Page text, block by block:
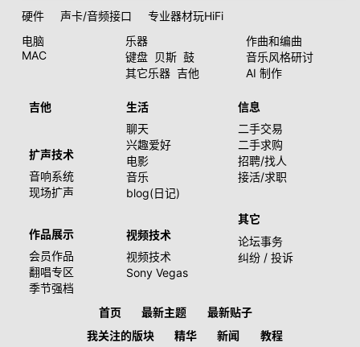
硬件 声卡/音频接口
专业器材玩HiFi
电脑
MAC
乐器
键盘 贝斯 鼓
其它乐器 吉他
作曲和编曲
音乐风格研讨
AI 制作
吉他
扩声技术
音响系统
现场扩声
作品展示
会员作品
翻唱专区
季节强档
生活
聊天
兴趣爱好
电影
音乐
blog(日记)
视频技术
视频技术
Sony Vegas
信息
二手交易
二手求购
招聘/找人
接活/求职
其它
论坛事务
纠纷 / 投诉
首页 最新主题
最新贴子
我关注的版块
精华 新闻 教程